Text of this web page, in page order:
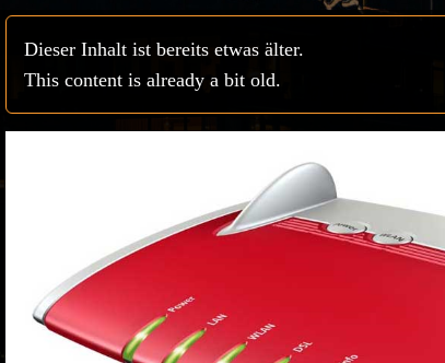
Dieser Inhalt ist bereits etwas älter.
This content is already a bit old.